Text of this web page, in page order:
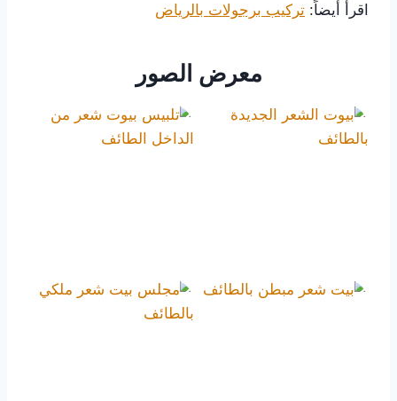
اقرأ أيضاً: تركيب برجولات بالرياض
معرض الصور